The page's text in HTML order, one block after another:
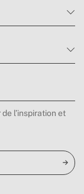
l’inspiration et